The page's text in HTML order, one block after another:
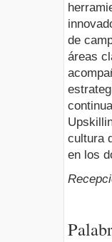
de
áreas
cultura
en los